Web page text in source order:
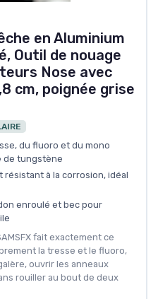
en Aluminium
Outil de nouage
Nose avec
cm, poignée grise
du fluoro et du mono
de tungstène
résistant à la corrosion, idéal
enroulé et bec pour
fait exactement ce
la tresse et le fluoro,
ouvrir les anneaux
rouiller au bout de deux